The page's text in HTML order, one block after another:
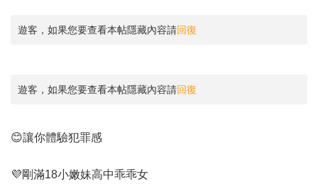
遊客，如果您要查看本帖隱藏內容請回復
遊客，如果您要查看本帖隱藏內容請回復
😊讓你體驗犯罪感
💜剛滿18小嫩妹高中乖乖女